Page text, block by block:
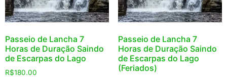
Passeio de Lancha 7
Horas de Duração Saindo
de Escarpas do Lago
R$180.00
Passeio de Lancha 7
Horas de Duração Saindo
de Escarpas do Lago
(Feriados)